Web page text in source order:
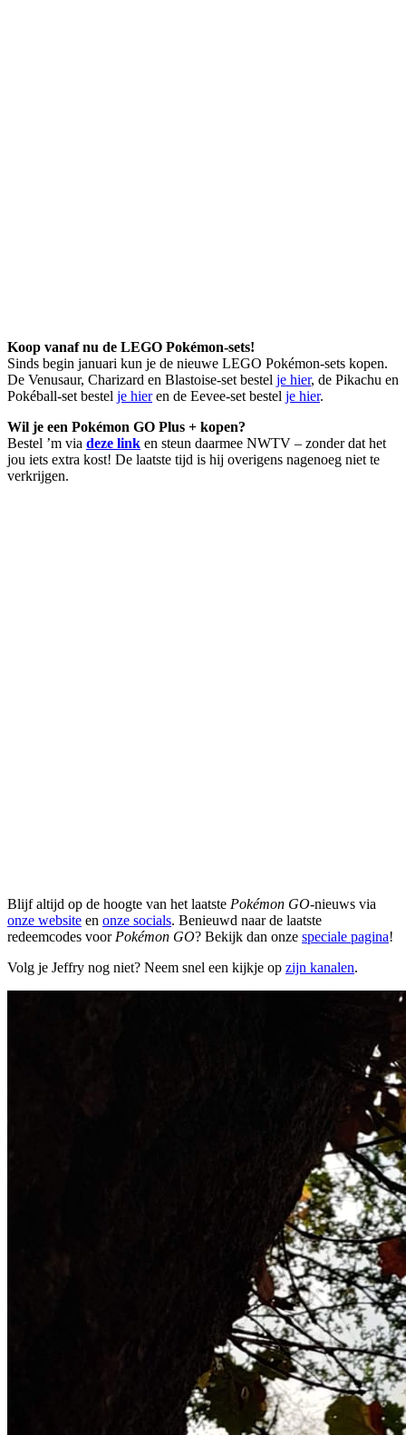
Koop vanaf nu de LEGO Pokémon-sets!
Sinds begin januari kun je de nieuwe LEGO Pokémon-sets kopen.
De Venusaur, Charizard en Blastoise-set bestel je hier, de Pikachu en
Pokéball-set bestel je hieren de Eevee-set bestel je hier.
Wil je een Pokémon GO Plus + kopen?
Bestel ’m via deze link en steun daarmee NWTV – zonder dat het
jou iets extra kost! De laatste tijd is hij overigens nagenoeg niet te
verkrijgen.
Blijf altijd op de hoogte van het laatste Pokémon GO-nieuws via
onze website en onze socials. Benieuwd naar de laatste
redeemcodes voor Pokémon GO? Bekijk dan onze speciale pagina!
Volg je Jeffry nog niet? Neem snel een kijkje op zijn kanalen.